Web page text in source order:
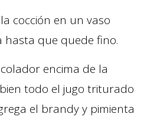
cocción en un vaso
que quede fino.
encima de la
todo el jugo triturado
el brandy y pimienta